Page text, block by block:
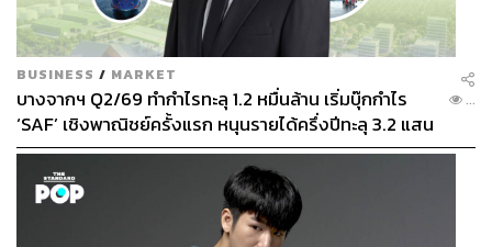
BUSINESS / MARKET
บางจากฯ Q2/69 ทำกำไรทะลุ 1.2 หมื่นล้าน เริ่มบุ๊กกำไร
‘SAF’ เชิงพาณิชย์ครั้งแรก หนุนรายได้ครึ่งปีทะลุ 3.2 แสน
ล้าน
...